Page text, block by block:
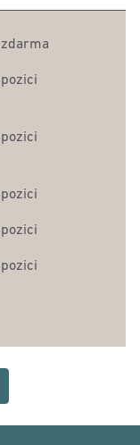
zdarma